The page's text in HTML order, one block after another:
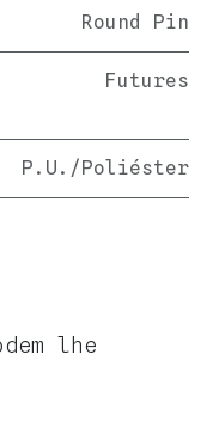
Round Pin
Futures
P.U./Poliéster
lhe